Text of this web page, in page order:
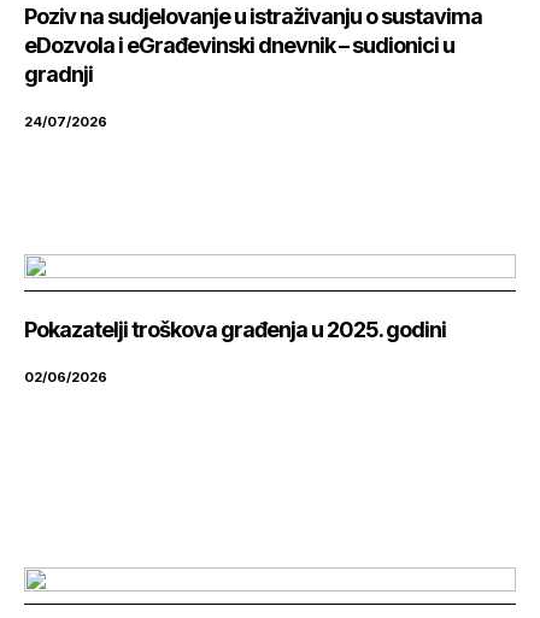
Poziv na sudjelovanje u istraživanju o sustavima
eDozvola i eGrađevinski dnevnik – sudionici u
gradnji
24/07/2026
Pokazatelji troškova građenja u 2025. godini
02/06/2026